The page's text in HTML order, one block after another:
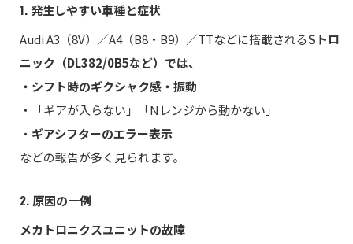
1. 発生しやすい車種と症状
Audi A3（8V）／A4（B8・B9）／TTなどに搭載されるSトロ
ニック（DL382/0B5など）では、
・シフト時のギクシャク感・振動
・「ギアが入らない」「Nレンジから動かない」
・ ギアシフターのエラー表示
などの報告が多く見られます。
2. 原因の一例
メカトロニクスユニットの故障